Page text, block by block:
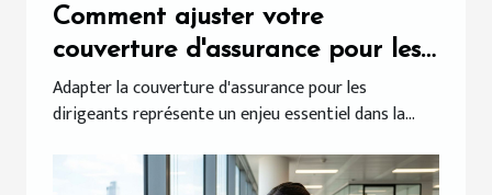
Comment ajuster votre
couverture d'assurance pour les
dirigeants ?
Adapter la couverture d'assurance pour les
dirigeants représente un enjeu essentiel dans la...